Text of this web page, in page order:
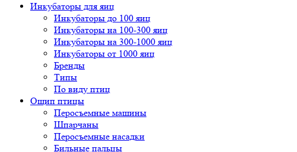
Инкубаторы для яиц
Инкубаторы до 100 яиц
Инкубаторы на 100-300 яиц
Инкубаторы на 300-1000 яиц
Инкубаторы от 1000 яиц
Бренды
Типы
По виду птиц
Ощип птицы
Перосъемные машины
Шпарчаны
Перосъемные насадки
Бильные пальцы